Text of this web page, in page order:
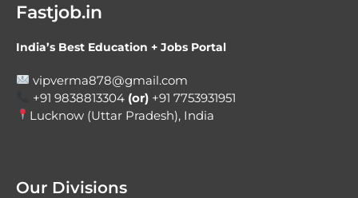
Fastjob.in
India’s Best Education + Jobs Portal
vipverma878@gmail.com
+91 9838813304 (or) +91 7753931951
Lucknow (Uttar Pradesh), India
Our Divisions